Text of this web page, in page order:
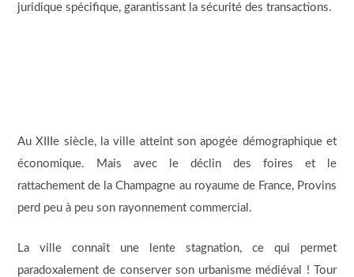
juridique spécifique, garantissant la sécurité des transactions.
Au XIIIe siècle, la ville atteint son apogée démographique et
économique. Mais avec le déclin des foires et le
rattachement de la Champagne au royaume de France, Provins
perd peu à peu son rayonnement commercial.
La ville connaît une lente stagnation, ce qui permet
paradoxalement de conserver son urbanisme médiéval ! Tour